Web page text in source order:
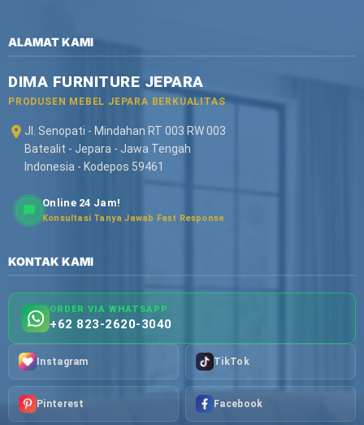
ALAMAT KAMI
DIMA FURNITURE JEPARA
PRODUSEN MEBEL JEPARA BERKUALITAS
Jl. Senopati - Mindahan RT 003 RW 003
Batealit - Jepara - Jawa Tengah
Indonesia - Kodepos 59461
Online 24 Jam!
Konsultasi Tanya Jawab Fast Response
KONTAK KAMI
ORDER VIA WHATSAPP
+62 823-2620-3040
Instagram TikTok
Pinterest Facebook